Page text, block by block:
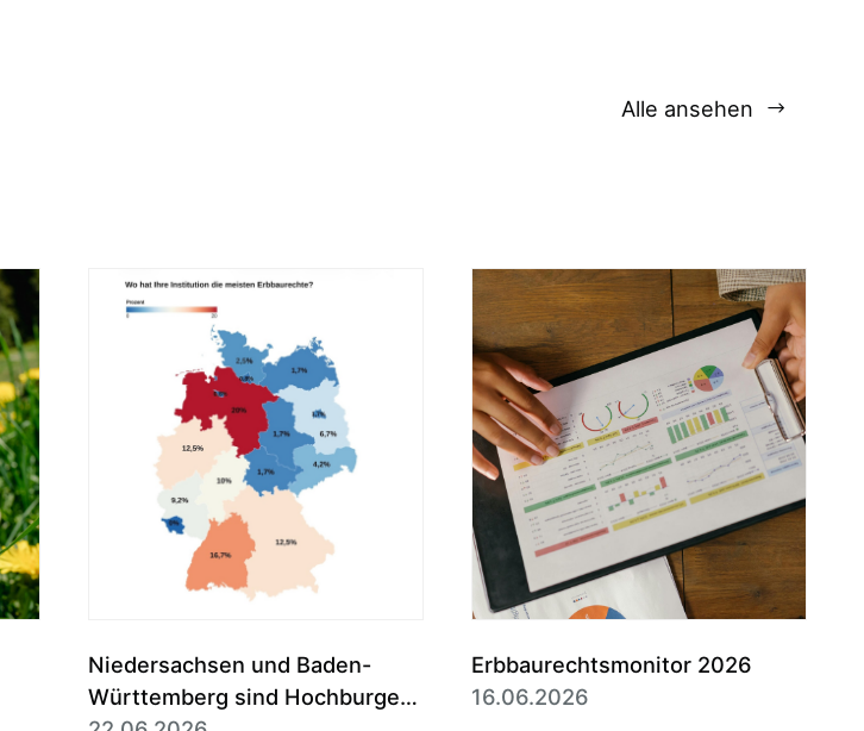
Alle ansehen
Niedersachsen und Baden-
Württemberg sind Hochburgen
Erbbaurechtsmonitor 2026
16.06.2026